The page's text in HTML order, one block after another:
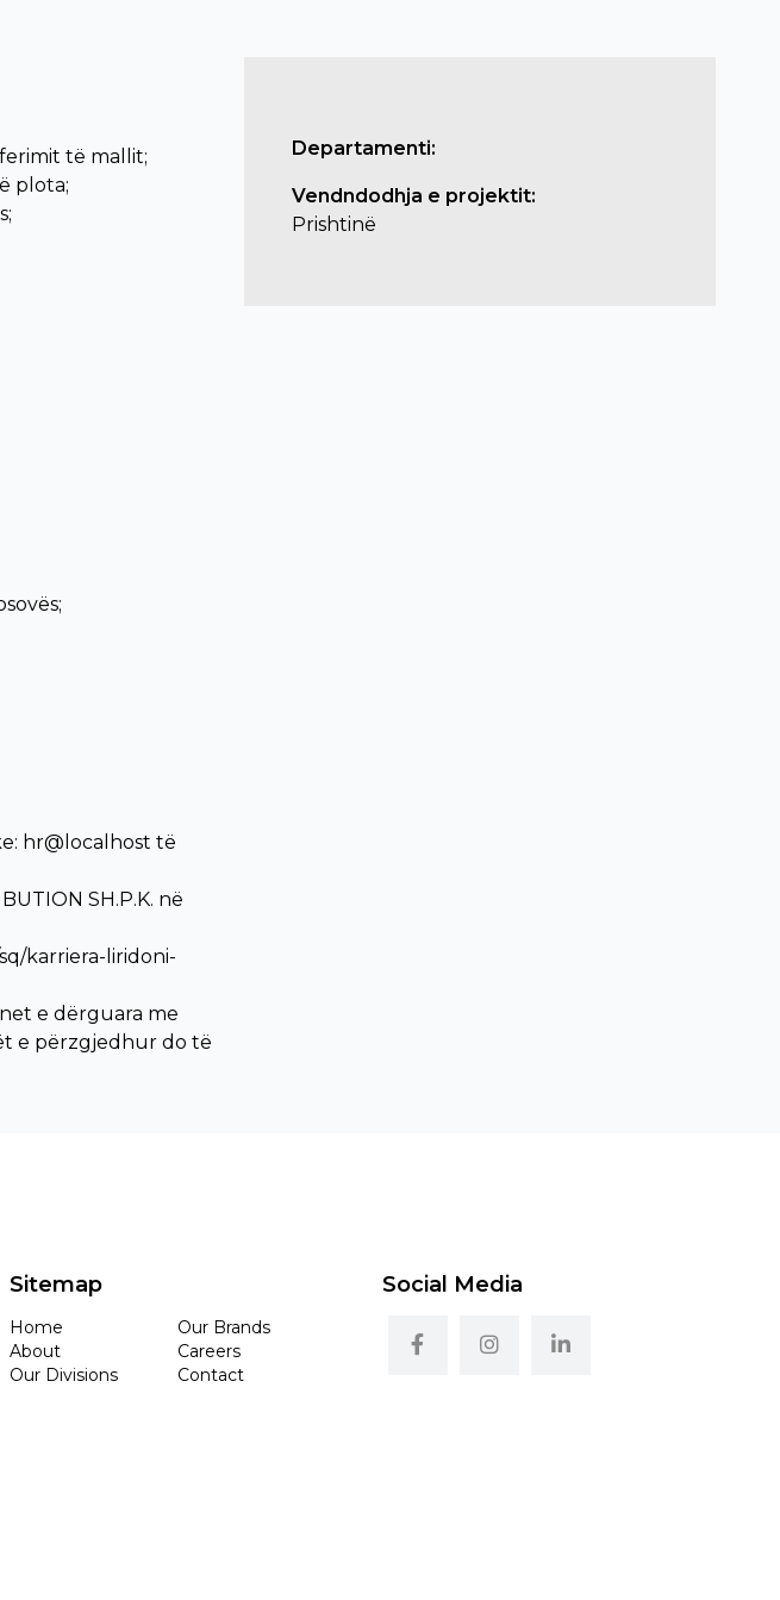
të mallit;
plota;
hr@localhost të
SH.P.K. në
karriera-liridoni-
e dërguara me
e përzgjedhur do të
Departamenti:
Vendndodhja e projektit:
Prishtinë
Sitemap
Home
About
Our Divisions
Our Brands
Careers
Contact
Social Media